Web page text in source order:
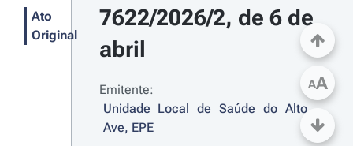
Ato
Original
7622/2026/2, de 6 de
abril
Emitente:
Unidade Local de Saúde do Alto
Ave, EPE
AA